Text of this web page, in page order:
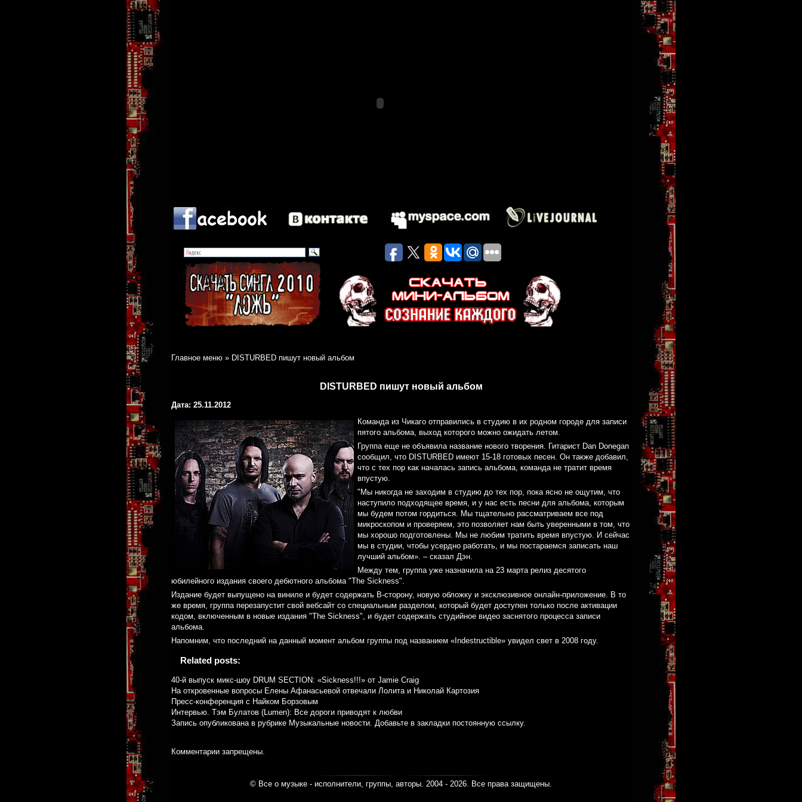
Главное меню » DISTURBED пишут новый альбом
DISTURBED пишут новый альбом
Дата: 25.11.2012
Команда из Чикаго отправились в студию в их родном городе для записи
пятого альбома, выход которого можно ожидать летом.
Группа еще не объявила название нового творения. Гитарист Dan Donegan
сообщил, что DISTURBED имеют 15-18 готовых песен. Он также добавил,
что с тех пор как началась запись альбома, команда не тратит время
впустую.
"Мы никогда не заходим в студию до тех пор, пока ясно не ощутим, что
наступило подходящее время, и у нас есть песни для альбома, которым
мы будем потом гордиться. Мы тщательно рассматриваем все под
микроскопом и проверяем, это позволяет нам быть уверенными в том, что
мы хорошо подготовлены. Мы не любим тратить время впустую. И сейчас
мы в студии, чтобы усердно работать, и мы постараемся записать наш
лучший альбом». – сказал Дэн.
Между тем, группа уже назначила на 23 марта релиз десятого
юбилейного издания своего дебютного альбома "The Sickness".
Издание будет выпущено на виниле и будет содержать В-сторону, новую обложку и эксклюзивное онлайн-приложение. В то
же время, группа перезапустит свой вебсайт со специальным разделом, который будет доступен только после активации
кодом, включенным в новые издания "The Sickness", и будет содержать студийное видео заснятого процесса записи
альбома.
Напомним, что последний на данный момент альбом группы под названием «Indestructible» увидел свет в 2008 году.
Related posts:
40-й выпуск микс-шоу DRUM SECTION: «Sickness!!!» от Jamie Craig
На откровенные вопросы Елены Афанасьевой отвечали Лолита и Николай Картозия
Пресс-конференция с Найком Борзовым
Интервью. Тэм Булатов (Lumen): Все дороги приводят к любви
Запись опубликована в рубрике Музыкальные новости. Добавьте в закладки постоянную ссылку.
Комментарии запрещены.
© Все о музыке - исполнители, группы, авторы. 2004 - 2026. Все права защищены.